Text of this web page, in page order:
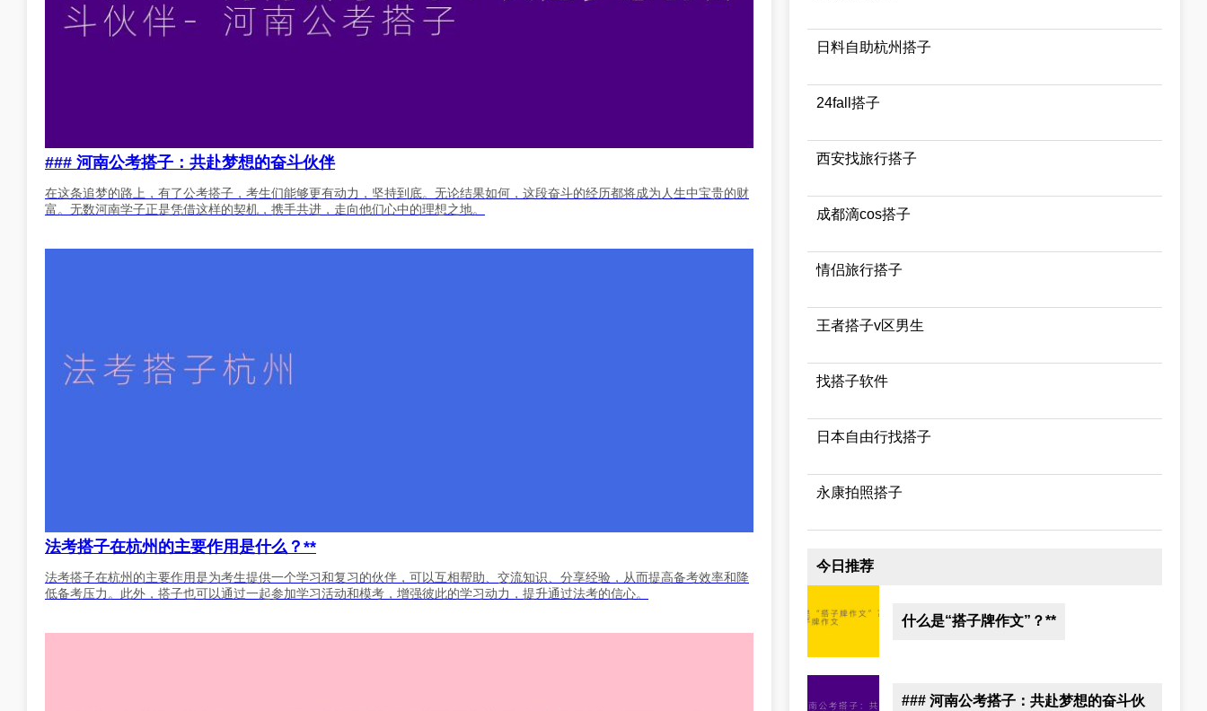
### 河南公考搭子：共赴梦想的奋斗伙伴
在这条追梦的路上，有了公考搭子，考生们能够更有动力，坚持到底。无论结果如何，这段奋斗的经历都将成为人生中宝贵的财
富。无数河南学子正是凭借这样的契机，携手共进，走向他们心中的理想之地。
法考搭子在杭州的主要作用是什么？**
法考搭子在杭州的主要作用是为考生提供一个学习和复习的伙伴，可以互相帮助、交流知识、分享经验，从而提高备考效率和降
低备考压力。此外，搭子也可以通过一起参加学习活动和模考，增强彼此的学习动力，提升通过法考的信心。
日料自助杭州搭子
24fall搭子
西安找旅行搭子
成都滴cos搭子
情侣旅行搭子
王者搭子v区男生
找搭子软件
日本自由行找搭子
永康拍照搭子
今日推荐
什么是“搭子牌作文”？**
### 河南公考搭子：共赴梦想的奋斗伙